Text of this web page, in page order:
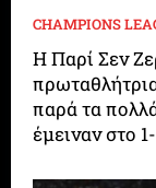
CHAMPIONS
Η Παρί Σεν
παρά τα
έμειναν στο